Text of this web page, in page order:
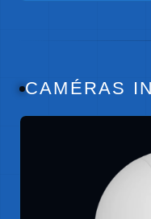
CAMÉRAS